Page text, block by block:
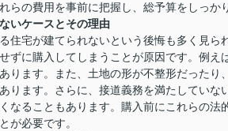
らの費用を事前に把握し、総予算をしっか
いケースとその理由
住宅が建てられないという後悔も多く見
ずに購入してしまうことが原因です。例
ります。また、土地の形が不整形だった
ります。さらに、接道義務を満たしてい
なることもあります。購入前にこれらの
が必要です。